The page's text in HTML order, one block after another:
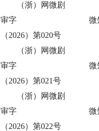
（浙）网微剧
审字
（2026）第020号
微
（浙）网微剧
审字
（2026）第021号
微
（浙）网微剧
审字
（2026）第022号
微